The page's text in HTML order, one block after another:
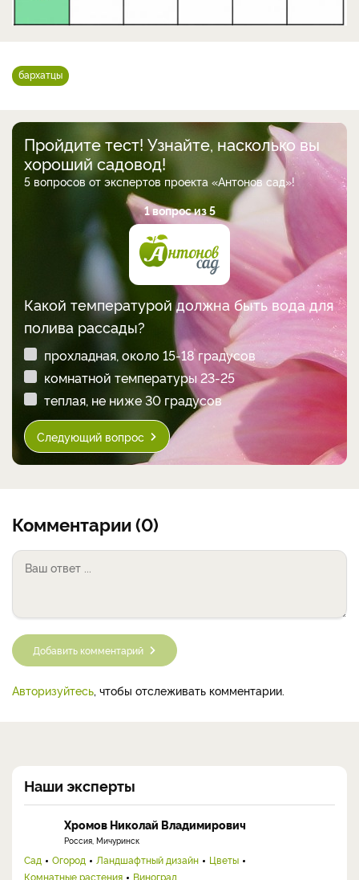
бархатцы
Пройдите тест! Узнайте, насколько вы
хороший садовод!
5 вопросов от экспертов проекта «Антонов сад»!
1 вопрос из 5
Какой температурой должна быть вода для
полива рассады?
прохладная, около 15-18 градусов
комнатной температуры 23-25
теплая, не ниже 30 градусов
Следующий вопрос
Комментарии (0)
Добавить комментарий
Авторизуйтесь, чтобы отслеживать комментарии.
Наши эксперты
Хромов Николай Владимирович
Россия, Мичуринск
Сад Огород Ландшафтный дизайн
Цветы
Комнатные растения
Виноград